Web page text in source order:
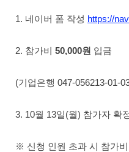
1. 네이버 폼 작성 https://
2. 참가비 50,000원 입금
(기업은행 047-056213-01-
3. 10월 13일(월) 참가자 확
※ 신청 인원 초과 시 참가